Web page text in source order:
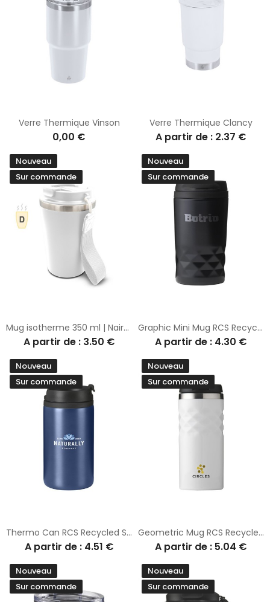
Verre Thermique Vinson
0,00 €
Verre Thermique Clancy
A partir de : 2.37 €
Nouveau
Sur commande
Mug isotherme 350 ml | Nairod
A partir de : 3.50 €
Nouveau
Sur commande
Graphic Mini Mug RCS Recycled Steel 250 ml gobelet iso
A partir de : 4.30 €
Nouveau
Sur commande
Thermo Can RCS Recycled Steel 300 ml gobelet iso
A partir de : 4.51 €
Nouveau
Sur commande
Geometric Mug RCS Recycled Steel 280 ml gobelet iso
A partir de : 5.04 €
Nouveau
Sur commande
Nouveau
Sur commande